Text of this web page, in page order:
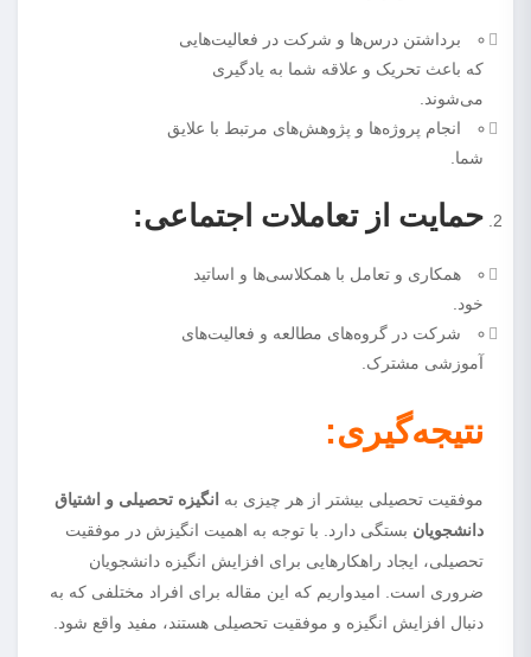
برداشتن درس‌ها و شرکت در فعالیت‌هایی
که باعث تحریک و علاقه شما به یادگیری
می‌شوند.
انجام پروژه‌ها و پژوهش‌های مرتبط با علایق
شما.
حمایت از تعاملات اجتماعی:
همکاری و تعامل با همکلاسی‌ها و اساتید
خود.
شرکت در گروه‌های مطالعه و فعالیت‌های
آموزشی مشترک.
نتیجه‌گیری:
موفقیت تحصیلی بیشتر از هر چیزی به انگیزه‌ تحصیلی و اشتیاق
دانشجویان بستگی دارد. با توجه به اهمیت انگیزش در موفقیت
تحصیلی، ایجاد راهکارهایی برای افزایش انگیزه دانشجویان
ضروری است. امیدواریم که این مقاله برای افراد مختلفی که به
دنبال افزایش انگیزه و موفقیت تحصیلی هستند، مفید واقع شود.